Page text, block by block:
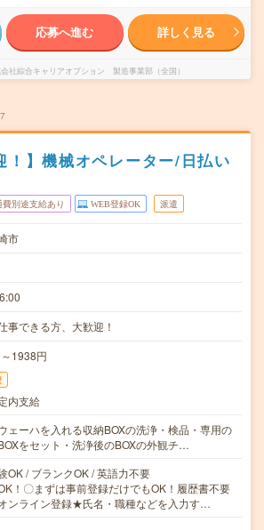
応募へ進む 詳しく見る
社綜合キャリアオプション 製造事業部（全国）
！】機械オペレーター/日払い
費別途支給あり WEB登録OK 派遣
市
事できる方、大歓迎！
1938円
内支給
ェーハを入れる収納BOXの洗浄・検品・専用の
をセット・洗浄後のBOXの外観チ…
OK / ブランクOK / 英語力不要
！〇まずは事前登録だけでもOK！履歴書不要
ンライン登録★氏名・職種などを入力す…